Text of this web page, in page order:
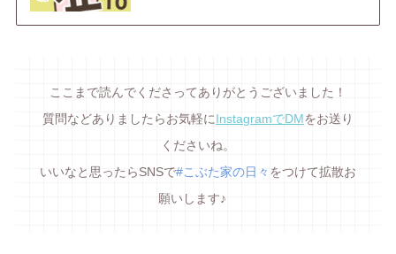
ここまで読んでくださってありがとうございました！
質問などありましたらお気軽に InstagramでDM をお送り
くださいね。
いいなと思ったらSNSで#こぶた家の日々 をつけて拡散お
願いします♪